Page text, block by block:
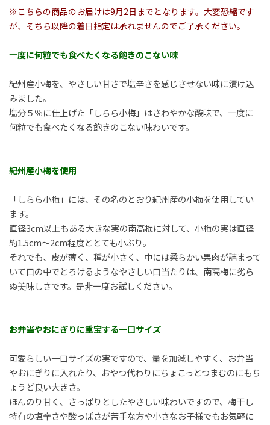
※こちらの商品のお届けは9月2日までとなります。大変恐縮です
が、そちら以降の着日指定は承れませんのでご了承ください。
一度に何粒でも食べたくなる飽きのこない味
紀州産小梅を、やさしい甘さで塩辛さを感じさせない味に漬け込
みました。
塩分５％に仕上げた「しらら小梅」はさわやかな酸味で、一度に
何粒でも食べたくなる飽きのこない味わいです。
紀州産小梅を使用
「しらら小梅」には、その名のとおり紀州産の小梅を使用してい
ます。
直径3cm以上もある大きな実の南高梅に対して、小梅の実は直径
約1.5cm～2cm程度ととても小ぶり。
それでも、皮が薄く、種が小さく、中には柔らかい果肉が詰まって
いて口の中でとろけるようなやさしい口当たりは、南高梅に劣ら
ぬ美味しさです。是非一度お試しください。
お弁当やおにぎりに重宝する一口サイズ
可愛らしい一口サイズの実ですので、量を加減しやすく、お弁当
やおにぎりに入れたり、おやつ代わりにちょこっとつまむのにもち
ょうど良い大きさ。
ほんのり甘く、さっぱりとしたやさしい味わいですので、梅干し
特有の塩辛さや酸っぱさが苦手な方や小さなお子様でもお気軽に